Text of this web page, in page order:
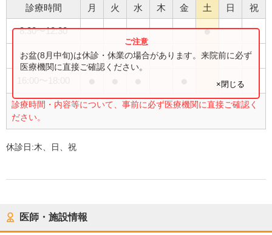
診療時間 月 火 水 木 金 土 日 祝
8:30〜12:30 ●
8:30〜13:30 ● ● ● ●
診療時間・内容等について、事前に必ず医療機関に直接ご確認く
ださい。
お盆(8月中旬)は休診・休業の場合があります。来院前に必ず
医療機関に直接ご確認ください。
×閉じる
休診日:木、日、祝
医師・施設情報